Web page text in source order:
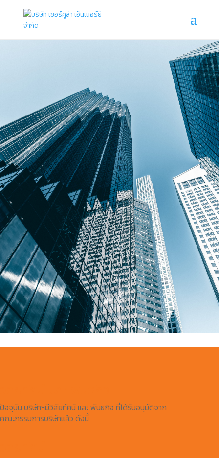
ปัจจุบัน บริษัทฯมีวิสัยทัศน์ และ พันธกิจ ที่ได้รับอนุมัติจาก
คณะกรรมการบริษัทแล้ว ดังนี้